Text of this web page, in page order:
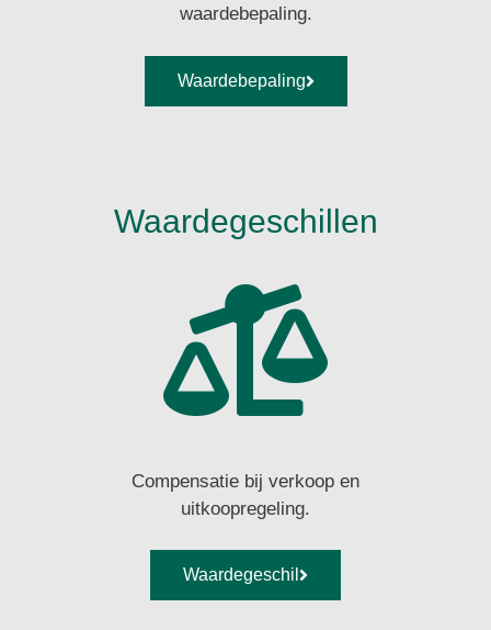
waardebepaling.
Waardebepaling
Waardegeschillen
Compensatie bij verkoop en
uitkoopregeling.
Waardegeschil